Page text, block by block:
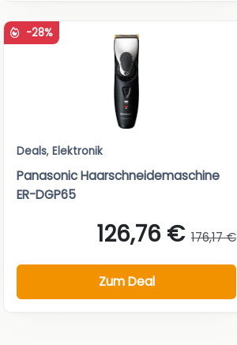
-28%
Deals, Elektronik
Panasonic Haarschneidemaschine
ER-DGP65
126,76 € 176,17 €
Zum Deal